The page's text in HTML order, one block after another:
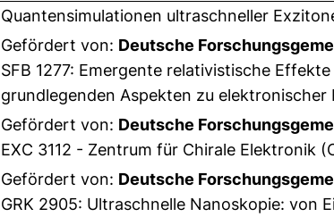
Quantensimulationen ultraschneller
Gefördert von: Deutsche
SFB 1277: Emergente relativistische
grundlegenden Aspekten zu elektronischer
Gefördert von: Deutsche
EXC 3112 - Zentrum für Chirale Elektronik
Gefördert von: Deutsche
GRK 2905: Ultraschnelle Nanoskopie: von